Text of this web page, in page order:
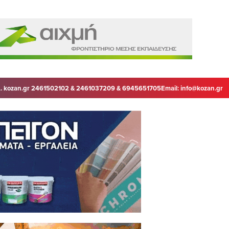
kozan.gr 2461502102 & 2461037209 & 6945651705Email:info@kozan.gr